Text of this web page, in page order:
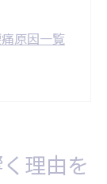
原因一覧
特徴
理由を